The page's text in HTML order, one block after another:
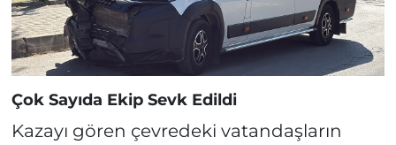
Çok Sayıda Ekip Sevk Edildi
Kazayı gören çevredeki vatandaşların